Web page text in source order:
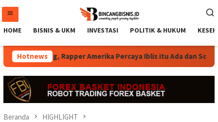
konten
HOME BISNIS & UKM INVESTASI POLITIK & HUKUM
Hotnews
Dogg, Rapper Amerika Percaya Iblis itu Ada dan Sosoknya
Beranda HIGHLIGHT